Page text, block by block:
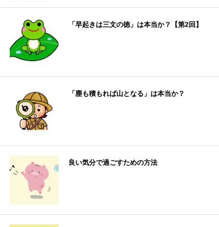
「早起きは三文の徳」は本当か？【第2回】
「塵も積もれば山となる」は本当か？
良い気分で過ごすための方法